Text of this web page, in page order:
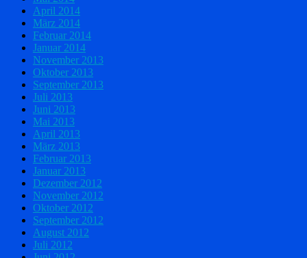
April 2014
März 2014
Februar 2014
Januar 2014
November 2013
Oktober 2013
September 2013
Juli 2013
Juni 2013
Mai 2013
April 2013
März 2013
Februar 2013
Januar 2013
Dezember 2012
November 2012
Oktober 2012
September 2012
August 2012
Juli 2012